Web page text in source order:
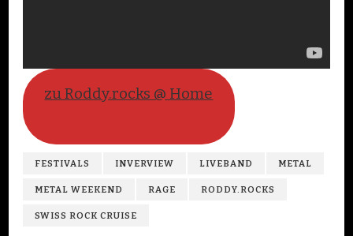
zu Roddy.rocks @ Home
FESTIVALS INVERVIEW LIVEBAND METAL
METAL WEEKEND RAGE RODDY.ROCKS
SWISS ROCK CRUISE